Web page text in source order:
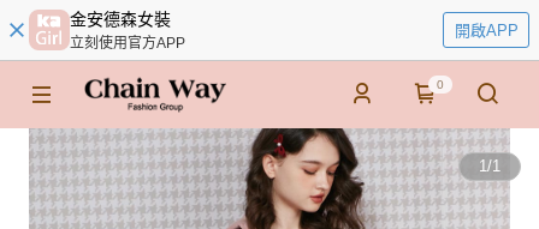
金安德森女裝
立刻使用官方APP
開啟APP
0
1/1